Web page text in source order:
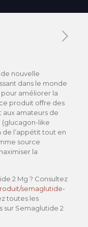
nouvelle
dans le monde
améliorer la
produit offre des
aux amateurs de
(glucagon-like
de l’appétit tout en
source
la
2 Mg ? Consultez
semaglutide-
toutes les
sur Semaglutide 2